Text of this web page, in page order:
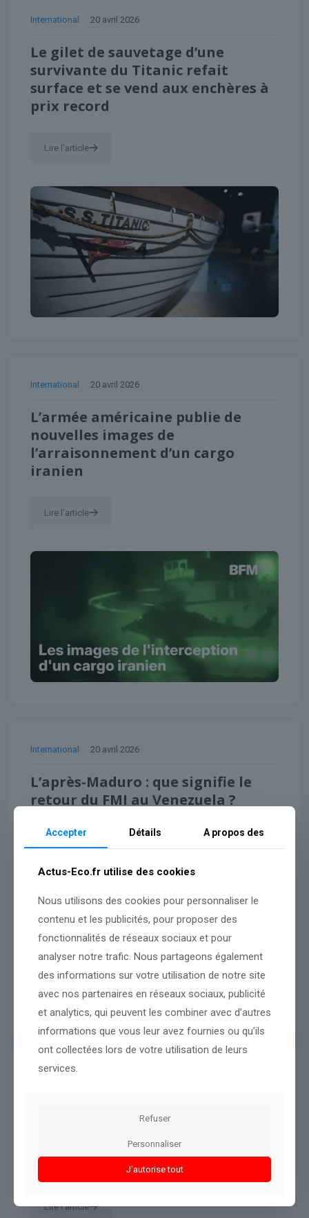
International 20 avril 2026
Le gilet de sauvetage d’une
survivante du Titanic refait
surface et se vend aux enchères à
prix record
Lire l'article
International 20 avril 2026
L’armée américaine publie de
nouvelles images de
l’arraisonnement d’un cargo
iranien
Lire l'article
International 20 avril 2026
L’après-Maduro : que signifie le
retour du FMI au Venezuela ?
un dispositif de sécurité renforcé
accueillir les pourparlers entre
l’Iran et les États-Unis
Lire l'article
Accepter Détails A propos des
Actus-Eco.fr utilise des cookies
Nous utilisons des cookies pour personnaliser le
contenu et les publicités, pour proposer des
fonctionnalités de réseaux sociaux et pour
analyser notre trafic. Nous partageons également
des informations sur votre utilisation de notre site
avec nos partenaires en réseaux sociaux, publicité
et analytics, qui peuvent les combiner avec d’autres
informations que vous leur avez fournies ou qu’ils
ont collectées lors de votre utilisation de leurs
services.
Refuser
Personnaliser
J'autorise tout